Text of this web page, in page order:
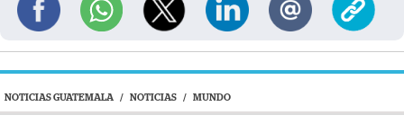
NOTICIAS GUATEMALA / NOTICIAS / MUNDO